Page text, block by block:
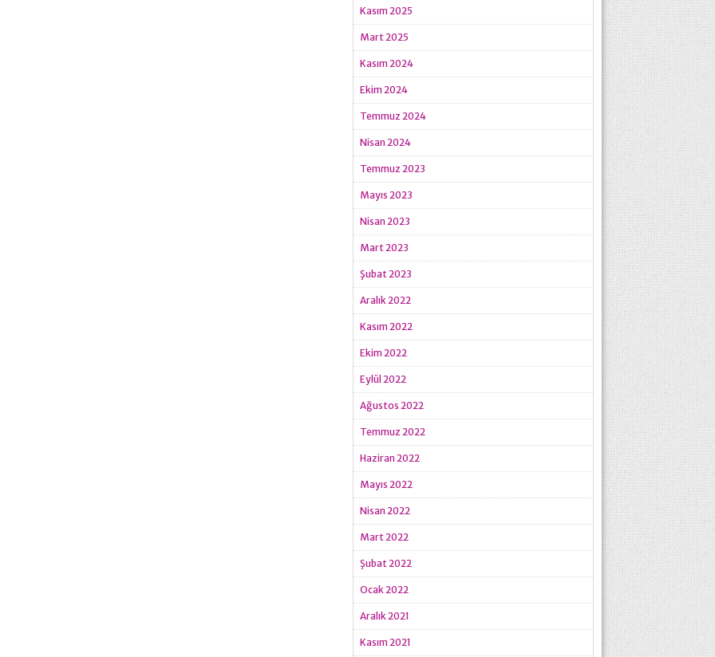
Kasım 2025
Mart 2025
Kasım 2024
Ekim 2024
Temmuz 2024
Nisan 2024
Temmuz 2023
Mayıs 2023
Nisan 2023
Mart 2023
Şubat 2023
Aralık 2022
Kasım 2022
Ekim 2022
Eylül 2022
Ağustos 2022
Temmuz 2022
Haziran 2022
Mayıs 2022
Nisan 2022
Mart 2022
Şubat 2022
Ocak 2022
Aralık 2021
Kasım 2021